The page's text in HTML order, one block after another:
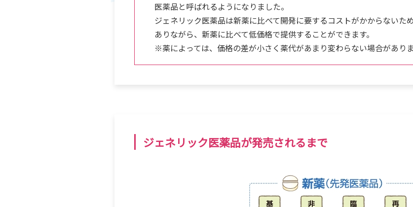
医薬品と呼ばれるようになりました。
ジェネリック医薬品は新薬に比べて開発に要するコストがかからないた
ありながら、新薬に比べて低価格で提供することができます。
※薬によっては、価格の差が小さく薬代があまり変わらない場合がありま
ジェネリック医薬品が発売されるまで